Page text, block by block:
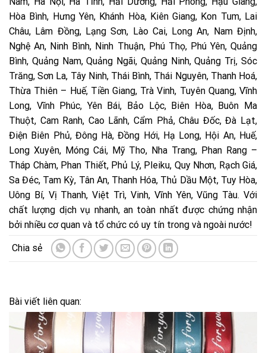
Hòa Bình, Hưng Yên, Khánh Hòa, Kiên Giang, Kon Tum, Lai
Châu, Lâm Đồng, Lạng Sơn, Lào Cai, Long An, Nam Định,
Nghệ An, Ninh Bình, Ninh Thuận, Phú Thọ, Phú Yên, Quảng
Bình, Quảng Nam, Quảng Ngãi, Quảng Ninh, Quảng Trị, Sóc
Trăng, Sơn La, Tây Ninh, Thái Bình, Thái Nguyên, Thanh Hoá,
Thừa Thiên – Huế, Tiền Giang, Trà Vinh, Tuyên Quang, Vĩnh
Long, Vĩnh Phúc, Yên Bái, Bảo Lộc, Biên Hòa, Buôn Ma
Thuột, Cam Ranh, Cao Lãnh, Cẩm Phả, Châu Đốc, Đà Lạt,
Điện Biên Phủ, Đông Hà, Đồng Hới, Hạ Long, Hội An, Huế,
Long Xuyên, Móng Cái, Mỹ Tho, Nha Trang, Phan Rang –
Tháp Chàm, Phan Thiết, Phủ Lý, Pleiku, Quy Nhơn, Rạch Giá,
Sa Đéc, Tam Kỳ, Tân An, Thanh Hóa, Thủ Dầu Một, Tuy Hòa,
Uông Bí, Vị Thanh, Việt Trì, Vinh, Vĩnh Yên, Vũng Tàu. Với
chất lượng dịch vụ nhanh, an toàn nhất được chứng nhận
bởi nhiều cơ quan và tổ chức có uy tín trong và ngoài nước!
Bài viết liên quan: